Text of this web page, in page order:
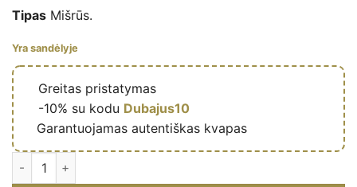
Tipas Mišrūs.
Yra sandėlyje
Greitas pristatymas
-10% su kodu Dubajus10
Garantuojamas autentiškas kvapas
Eau de parfum Chocola Addict 100ml - French Avenue kiekis